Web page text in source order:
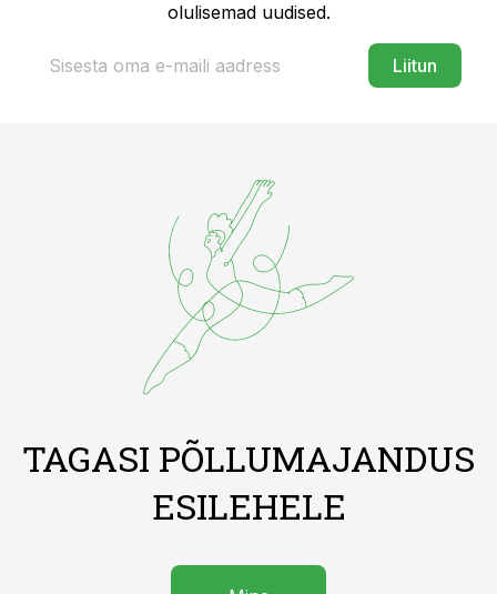
olulisemad uudised.
Liitun
TAGASI PÕLLUMAJANDUS
ESILEHELE